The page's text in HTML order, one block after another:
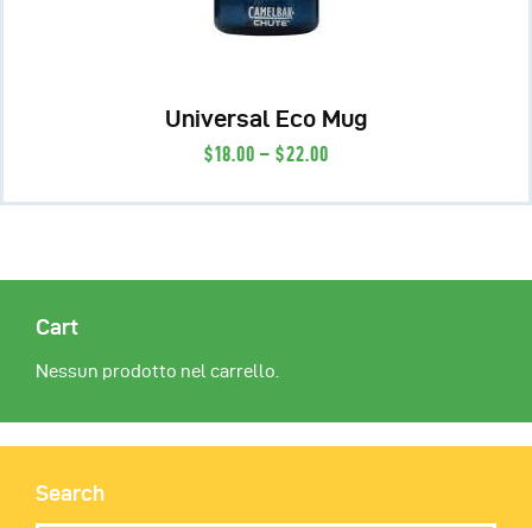
Universal Eco Mug
$18 00 – $22 00
Cart
Nessun prodotto nel carrello.
Search